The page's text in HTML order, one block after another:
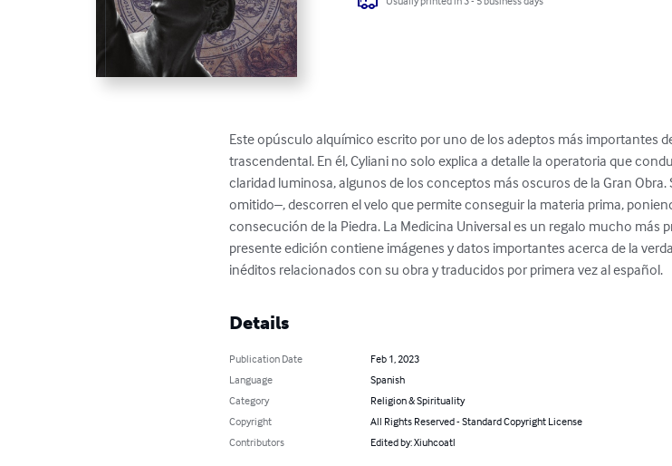
Este opúsculo alquímico escrito por uno de los adeptos más importantes
trascendental. En él, Cyliani no solo explica a detalle la operatoria que
claridad luminosa, algunos de los conceptos más oscuros de la Gran
omitido–, descorren el velo que permite conseguir la materia prima,
consecución de la Piedra. La Medicina Universal es un regalo mucho más
presente edición contiene imágenes y datos importantes acerca de la
inéditos relacionados con su obra y traducidos por primera vez al español.
Details
Publication Date
Feb 1, 2023
Language
Spanish
Category
Religion & Spirituality
Copyright
All Rights Reserved - Standard Copyright License
Contributors
Edited by: Xiuhcoatl